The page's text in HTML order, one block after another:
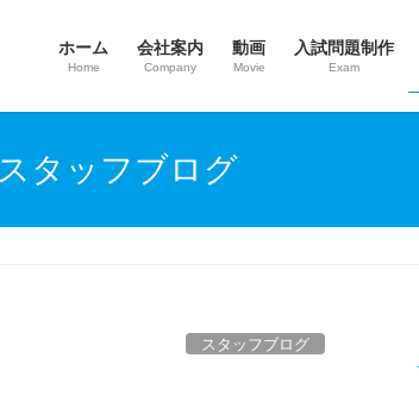
ホーム
Home
会社案内
Company
動画
Movie
入試問題制作
Exam
スタッフブログ
スタッフブログ